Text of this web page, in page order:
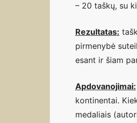
– 20 taškų, su
Rezultatas:
pirmenybė
esant ir šiam
Apdovanojimai:
kontinentai.
medaliais